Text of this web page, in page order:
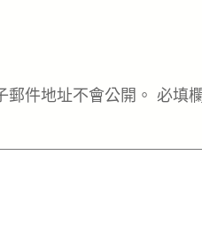
件地址不會公開。 必填